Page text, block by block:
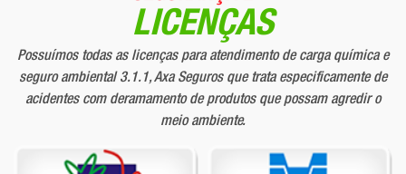
LICENÇAS
Possuímos todas as licenças para atendimento de carga química e
seguro ambiental 3.1.1, Axa Seguros que trata especificamente de
acidentes com deramamento de produtos que possam agredir o
meio ambiente.